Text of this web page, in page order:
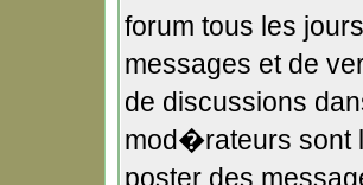
forum tous les
messages et de
de discussions
mod�rateurs
poster des